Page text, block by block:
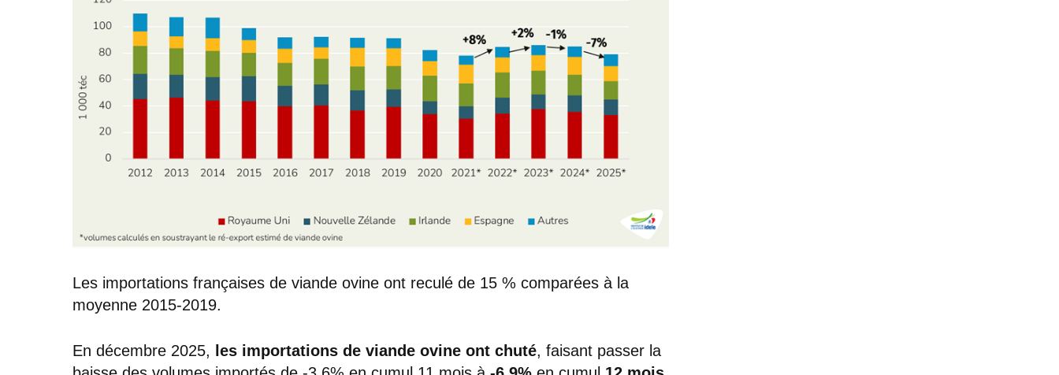
Les importations françaises de viande ovine ont reculé de 15 % comparées à la
moyenne 2015-2019.
En décembre 2025, les importations de viande ovine ont chuté, faisant passer la